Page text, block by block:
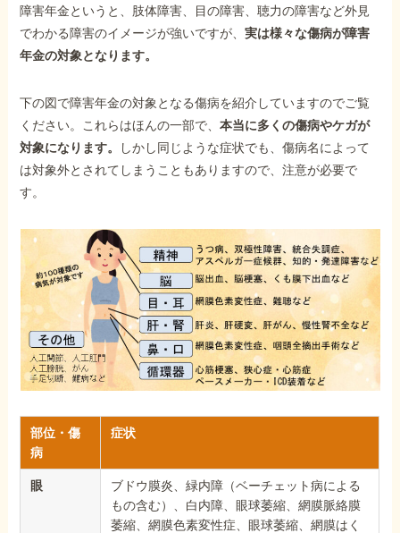
障害年金というと、肢体障害、目の障害、聴力の障害など外見
でわかる障害のイメージが強いですが、実は様々な傷病が障害
年金の対象となります。
下の図で障害年金の対象となる傷病を紹介していますのでご覧
ください。これらはほんの一部で、本当に多くの傷病やケガが
対象になります。
しかし同じような症状でも、傷病名によって
は対象外とされてしまうこともありますので、注意が必要で
す。
部位・傷
病
症状
眼
ブドウ膜炎、緑内障（ベーチェット病による
もの含む）、白内障、眼球萎縮、網膜脈絡膜
萎縮、網膜色素変性症、眼球萎縮、網膜はく